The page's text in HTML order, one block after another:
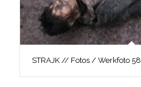
STRAJK // Fotos / Werkfoto 58